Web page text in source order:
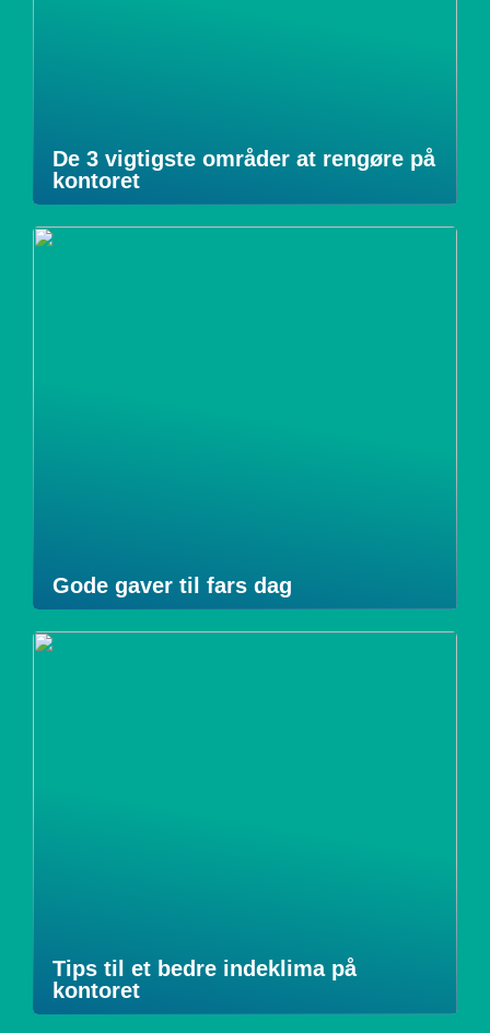
De 3 vigtigste områder at rengøre på
kontoret
Gode gaver til fars dag
Tips til et bedre indeklima på
kontoret